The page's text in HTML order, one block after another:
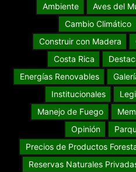
Ambiente
Aves del
Cambio Climático
Construir con Madera
Costa Rica
Energías Renovables
Institucionales
Manejo de Fuego
Opinión
Precios de Productos
Reservas Naturales